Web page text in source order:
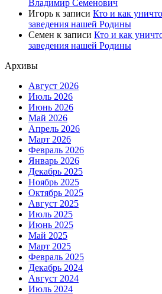
Владимир Семенович
Игорь к записи Кто и как
заведения нашей Родины
Семен к записи Кто и как
заведения нашей Родины
Архивы
Август 2026
Июль 2026
Июнь 2026
Май 2026
Апрель 2026
Март 2026
Февраль 2026
Январь 2026
Декабрь 2025
Ноябрь 2025
Октябрь 2025
Август 2025
Июль 2025
Июнь 2025
Май 2025
Март 2025
Февраль 2025
Декабрь 2024
Август 2024
Июль 2024